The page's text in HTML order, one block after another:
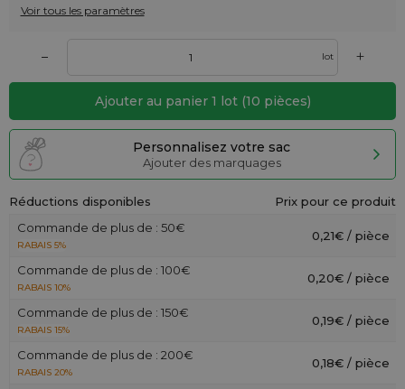
Voir tous les paramètres
– lot +
Ajouter au panier 1 lot (10 pièces)
Personnalisez votre sac
Ajouter des marquages
Réductions disponibles
Prix pour ce produit
Commande de plus de : 50€
RABAIS 5%
0,21€ / pièce
Commande de plus de : 100€
RABAIS 10%
0,20€ / pièce
Commande de plus de : 150€
RABAIS 15%
0,19€ / pièce
Commande de plus de : 200€
RABAIS 20%
0,18€ / pièce